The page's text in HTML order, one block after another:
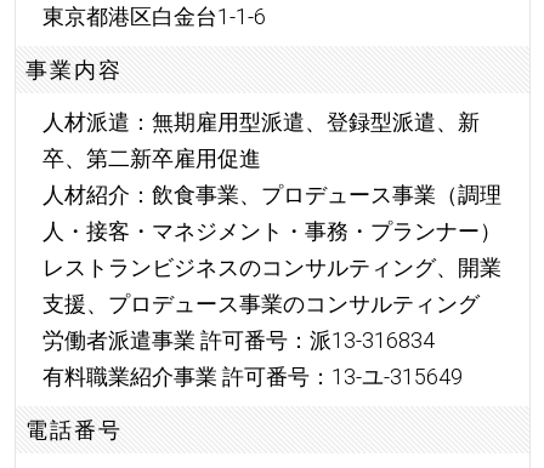
東京都港区白金台1-1-6
事業内容
人材派遣：無期雇用型派遣、登録型派遣、新
卒、第二新卒雇用促進
人材紹介：飲食事業、プロデュース事業（調理
人・接客・マネジメント・事務・プランナー）
レストランビジネスのコンサルティング、開業
支援、プロデュース事業のコンサルティング
労働者派遣事業 許可番号：派13-316834
有料職業紹介事業 許可番号：13-ユ-315649
電話番号